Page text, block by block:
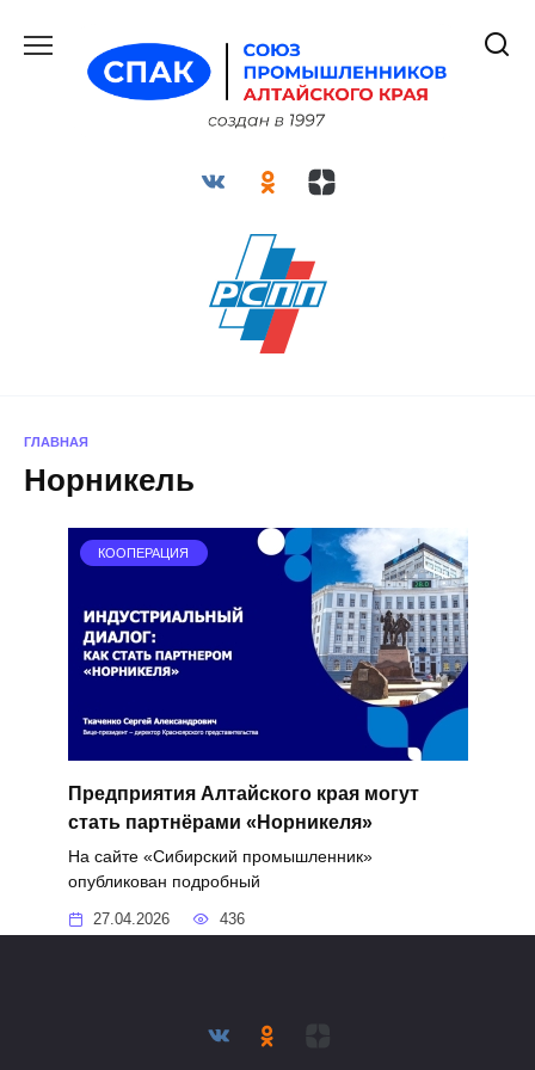
содержанию
ГЛАВНАЯ
Норникель
КООПЕРАЦИЯ
Предприятия Алтайского края могут
стать партнёрами «Норникеля»
На сайте «Сибирский промышленник»
опубликован подробный
27.04.2026 436